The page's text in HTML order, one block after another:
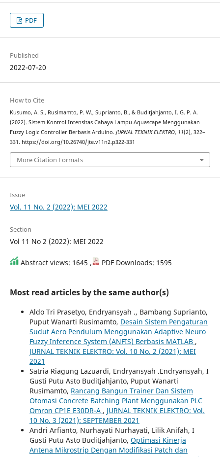
PDF
Published
2022-07-20
How to Cite
Kusumo, A. S., Rusimamto, P. W., Suprianto, B., & Buditjahjanto, I. G. P. A.
(2022). Sistem Kontrol Intensitas Cahaya Lampu Aquascape Menggunakan
Fuzzy Logic Controller Berbasis Arduino. JURNAL TEKNIK ELEKTRO, 11(2), 322–
331. https://doi.org/10.26740/jte.v11n2.p322-331
More Citation Formats
Issue
Vol. 11 No. 2 (2022): MEI 2022
Section
Vol 11 No 2 (2022): MEI 2022
Abstract views: 1645 , PDF Downloads: 1595
Most read articles by the same author(s)
Aldo Tri Prasetyo, Endryansyah ., Bambang Suprianto,
Puput Wanarti Rusimamto, Desain Sistem Pengaturan
Sudut Aero Pendulum Menggunakan Adaptive Neuro
Fuzzy Inference System (ANFIS) Berbasis MATLAB ,
JURNAL TEKNIK ELEKTRO: Vol. 10 No. 2 (2021): MEI
2021
Satria Riagung Lazuardi, Endryansyah .Endryansyah, I
Gusti Putu Asto Buditjahjanto, Puput Wanarti
Rusimamto, Rancang Bangun Trainer Dan Sistem
Otomasi Concrete Batching Plant Menggunakan PLC
Omron CP1E E30DR-A , JURNAL TEKNIK ELEKTRO: Vol.
10 No. 3 (2021): SEPTEMBER 2021
Andri Arfianto, Nurhayati Nurhayati, Lilik Anifah, I
Gusti Putu Asto Buditjahjanto, Optimasi Kinerja
Antena Mikrostrip Dengan Modifikasi Patch dan